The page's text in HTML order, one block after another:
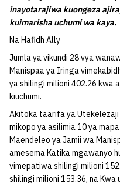
inayotarajiwa kuongeza
kuimarisha uchumi wa kaya.
Na Hafidh Ally
Jumla ya vikundi 28 vya
Manispaa ya Iringa
ya shilingi milioni 402.26 kwa
kiuchumi.
Akitoka taarifa ya
mikopo ya asilimia 10 ya
Maendeleo ya Jamii wa
amesema Katika mgawanyo
vimepatiwa shilingi milioni
shilingi milioni 153.36, na